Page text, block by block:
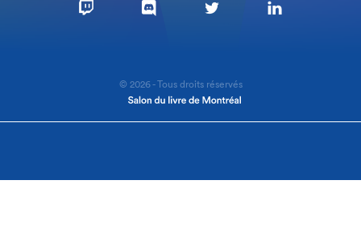
© 2026 - Tous droits réservés